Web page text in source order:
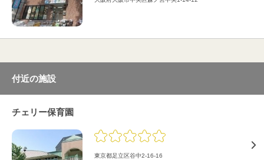
付近の施設
チェリー保育園
東京都足立区谷中2-16-16